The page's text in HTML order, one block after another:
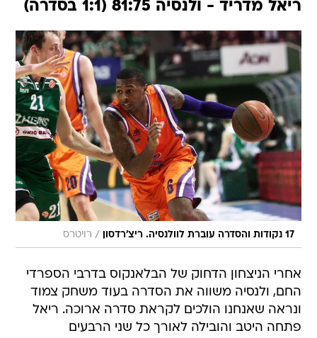
ריאל מדריד - ולנסיה 81:75 (1:1 בסדרה)
17 נקודות והסדרה עוברת לוולנסיה. ריצ'רדסון / רויטרס
אחרי הניצחון הדחוק של הבלאנקוס בדרבי הספרדי
החם, ולנסיה משווה את הסדרה בעוד משחק צמוד
ונראה שאנחנו הולכים לקראת סדרה ארוכה. ריאל
פתחה היטב והובילה לאורך כל שני הרבעים